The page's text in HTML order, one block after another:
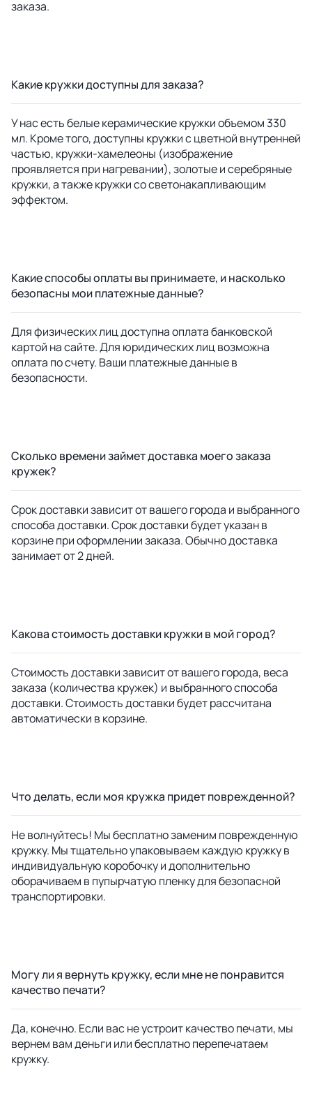
заказа.
Какие кружки доступны для заказа?
У нас есть белые керамические кружки объемом 330
мл. Кроме того, доступны кружки с цветной внутренней
частью, кружки-хамелеоны (изображение
проявляется при нагревании), золотые и серебряные
кружки, а также кружки со светонакапливающим
эффектом.
Какие способы оплаты вы принимаете, и насколько
безопасны мои платежные данные?
Для физических лиц доступна оплата банковской
картой на сайте. Для юридических лиц возможна
оплата по счету. Ваши платежные данные в
безопасности.
Сколько времени займет доставка моего заказа
кружек?
Срок доставки зависит от вашего города и выбранного
способа доставки. Срок доставки будет указан в
корзине при оформлении заказа. Обычно доставка
занимает от 2 дней.
Какова стоимость доставки кружки в мой город?
Стоимость доставки зависит от вашего города, веса
заказа (количества кружек) и выбранного способа
доставки. Стоимость доставки будет рассчитана
автоматически в корзине.
Что делать, если моя кружка придет поврежденной?
Не волнуйтесь! Мы бесплатно заменим поврежденную
кружку. Мы тщательно упаковываем каждую кружку в
индивидуальную коробочку и дополнительно
оборачиваем в пупырчатую пленку для безопасной
транспортировки.
Могу ли я вернуть кружку, если мне не понравится
качество печати?
Да, конечно. Если вас не устроит качество печати, мы
вернем вам деньги или бесплатно перепечатаем
кружку.